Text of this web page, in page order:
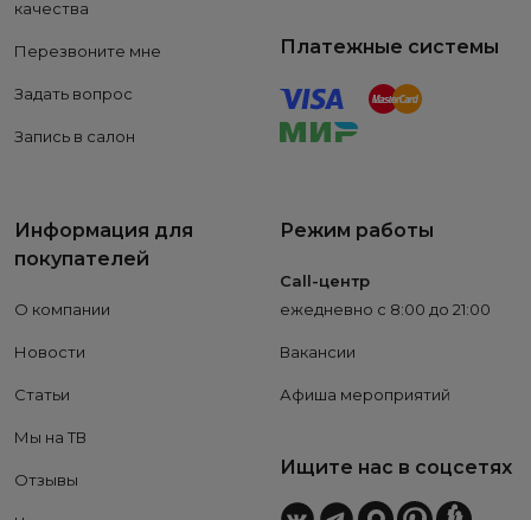
качества
Перезвоните мне
Задать вопрос
Запись в салон
Платежные системы
Информация для
покупателей
О компании
Новости
Статьи
Мы на ТВ
Отзывы
Режим работы
Call-центр
ежедневно с 8:00 до 21:00
Вакансии
Афиша мероприятий
Ищите нас в соцсетях